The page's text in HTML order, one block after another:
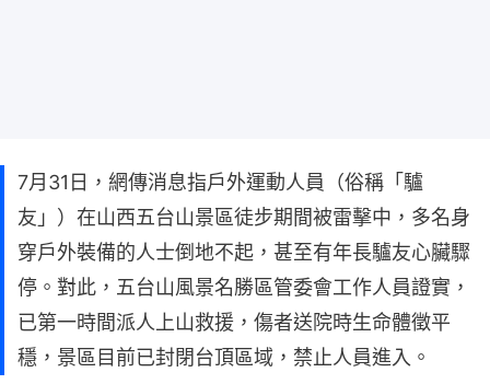
7月31日，網傳消息指戶外運動人員（俗稱「驢
友」）在山西五台山景區徒步期間被雷擊中，多名身
穿戶外裝備的人士倒地不起，甚至有年長驢友心臟驟
停。對此，五台山風景名勝區管委會工作人員證實，
已第一時間派人上山救援，傷者送院時生命體徵平
穩，景區目前已封閉台頂區域，禁止人員進入。